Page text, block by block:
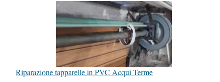
Riparazione tapparelle in PVC Acqui Terme